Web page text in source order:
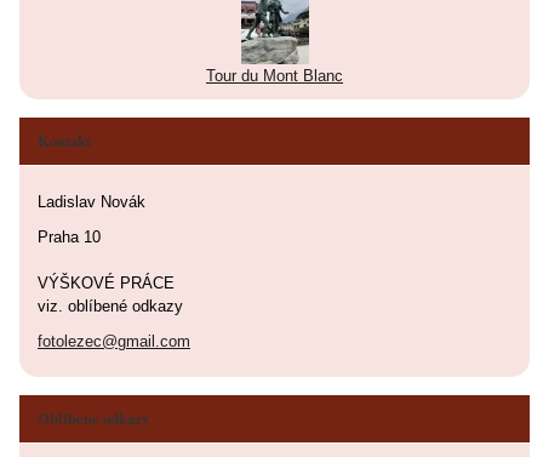
Tour du Mont Blanc
Kontakt
Ladislav Novák
Praha 10
VÝŠKOVÉ PRÁCE
viz. oblíbené odkazy
fotolezec@gmail.com
Oblíbené odkazy